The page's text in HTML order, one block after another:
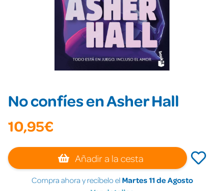
No confíes en Asher Hall
10,95€
Añadir a la cesta
Compra ahora y recíbelo el Martes 11 de Agosto